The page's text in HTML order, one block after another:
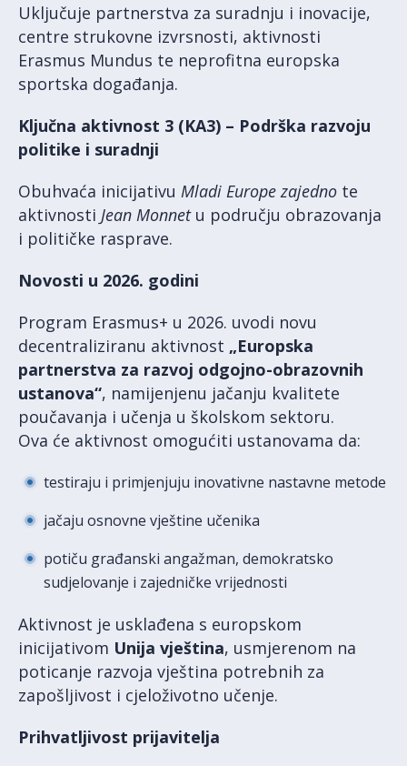
Uključuje partnerstva za suradnju i inovacije,
centre strukovne izvrsnosti, aktivnosti
Erasmus Mundus te neprofitna europska
sportska događanja.
Ključna aktivnost 3 (KA3) – Podrška razvoju
politike i suradnji
Obuhvaća inicijativu Mladi Europe zajedno te
aktivnosti Jean Monnetu području obrazovanja
i političke rasprave.
Novosti u 2026. godini
Program Erasmus+ u 2026. uvodi novu
decentraliziranu aktivnost „Europska
partnerstva za razvoj odgojno-obrazovnih
ustanova“, namijenjenu jačanju kvalitete
poučavanja i učenja u školskom sektoru.
Ova će aktivnost omogućiti ustanovama da:
testiraju i primjenjuju inovativne nastavne metode
jačaju osnovne vještine učenika
potiču građanski angažman, demokratsko
sudjelovanje i zajedničke vrijednosti
Aktivnost je usklađena s europskom
inicijativom Unija vještina, usmjerenom na
poticanje razvoja vještina potrebnih za
zapošljivost i cjeloživotno učenje.
Prihvatljivost prijavitelja